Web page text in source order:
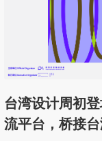
台湾设计周初
流平台，桥接